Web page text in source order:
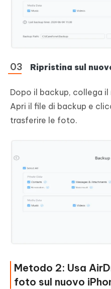
Ripristina sul
Dopo il backup, collega il
Apri il file di backup e
trasferire le foto.
Metodo 2: Usa
foto sul nuovo